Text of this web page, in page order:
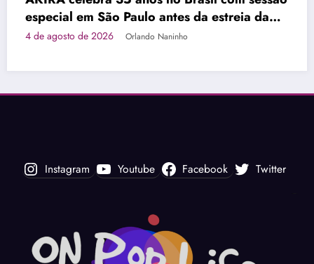
4 de agosto de 2026 Orlando Naninho